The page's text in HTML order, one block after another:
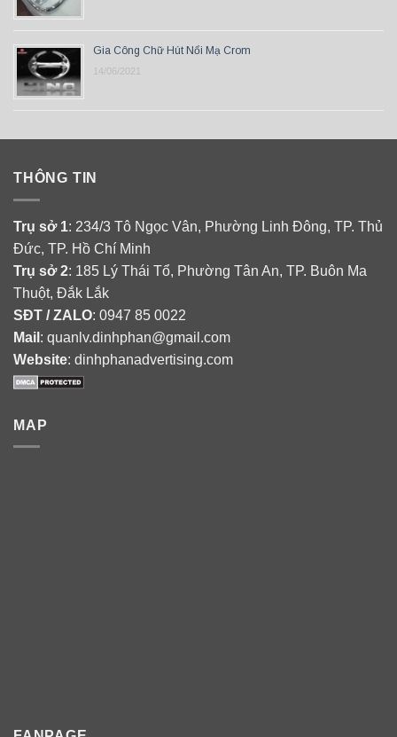
Gia Công Chữ Hút Nổi Mạ Crom
14/06/2021
THÔNG TIN
Trụ sở 1: 234/3 Tô Ngọc Vân, Phường Linh Đông, TP. Thủ
Đức, TP. Hồ Chí Minh
Trụ sở 2: 185 Lý Thái Tổ, Phường Tân An, TP. Buôn Ma
Thuột, Đắk Lắk
SĐT / ZALO: 0947 85 0022
Mail : quanlv.dinhphan@gmail.com
Website: dinhphanadvertising.com
MAP